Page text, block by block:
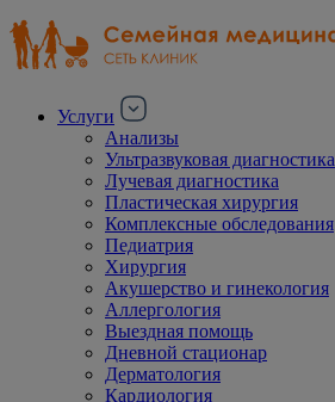
Услуги
Анализы
Ультразвуковая диагностика
Лучевая диагностика
Пластическая хирургия
Комплексные обследования
Педиатрия
Хирургия
Акушерство и гинекология
Аллергология
Выездная помощь
Дневной стационар
Дерматология
Кардиология